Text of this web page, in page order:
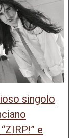
singolo
e